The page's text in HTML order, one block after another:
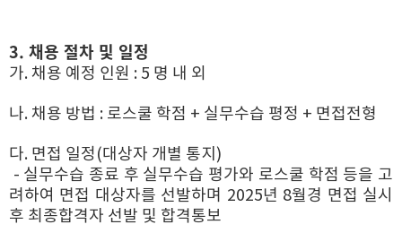
3. 채용 절차 및 일정
가. 채용 예정 인원 : 5 명 내 외
나. 채용 방법 : 로스쿨 학점 + 실무수습 평정 + 면접전형
다. 면접 일정(대상자 개별 통지)
- 실무수습 종료 후 실무수습 평가와 로스쿨 학점 등을 고
려하여 면접 대상자를 선발하며 2025년 8월경 면접 실시
후 최종합격자 선발 및 합격통보